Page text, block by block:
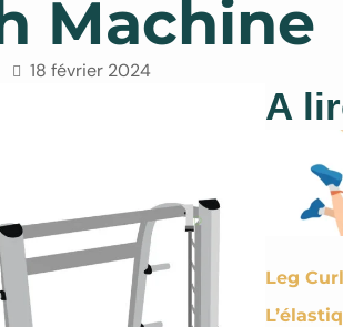
Machine
18 février 2024
A
Leg